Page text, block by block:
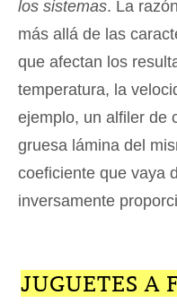
los sistemas. La
más allá de las
que afectan los
temperatura, la
ejemplo, un alfiler de
gruesa lámina del
coeficiente que vaya
inversamente
JUGUETES A